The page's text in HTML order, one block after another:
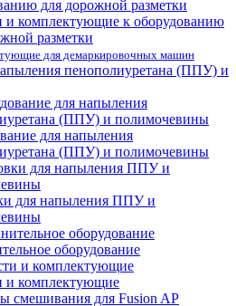
и комплектующие к оборудованию
разметки
для демаркировочных машин
пенополиуретана (ППУ) и
для напыления
(ППУ) и полимочевины
для напыления ППУ и
оборудование
и комплектующие